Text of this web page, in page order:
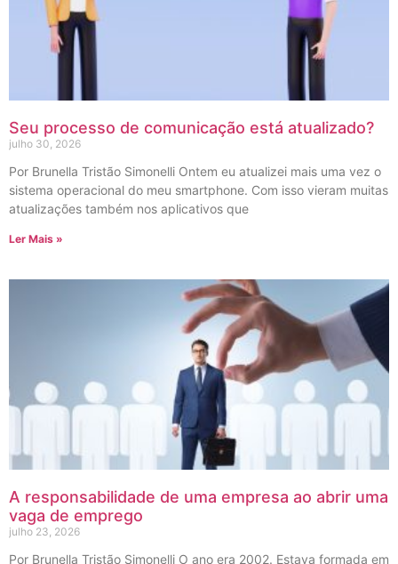
Seu processo de comunicação está atualizado?
julho 30, 2026
Por Brunella Tristão Simonelli Ontem eu atualizei mais uma vez o
sistema operacional do meu smartphone. Com isso vieram muitas
atualizações também nos aplicativos que
Ler Mais »
A responsabilidade de uma empresa ao abrir uma
vaga de emprego
julho 23, 2026
Por Brunella Tristão Simonelli O ano era 2002. Estava formada em